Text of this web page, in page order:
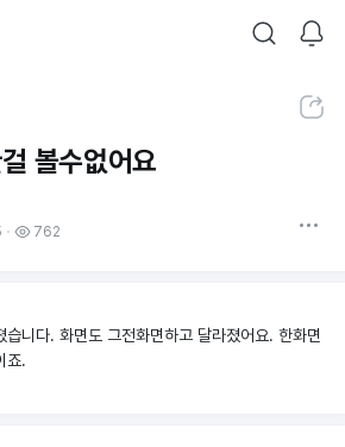
커뮤니티
검색
알림
공유하기
볼수없어요
762
습니다. 화면도 그전화면하고 달라졌어요. 한화면
죠.